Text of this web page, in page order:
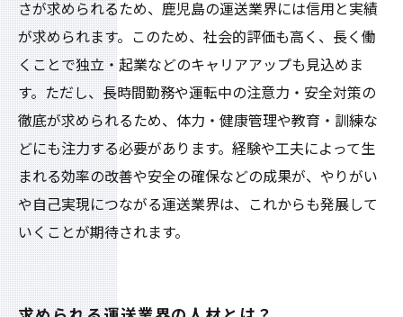
さが求められるため、鹿児島の運送業界には信用と実績
が求められます。このため、社会的評価も高く、長く働
くことで独立・起業などのキャリアアップも見込めま
す。ただし、長時間勤務や運転中の注意力・安全対策の
徹底が求められるため、体力・健康管理や教育・訓練な
どにも注力する必要があります。経験や工夫によって生
まれる効率の改善や安全の確保などの成果が、やりがい
や自己実現につながる運送業界は、これからも発展して
いくことが期待されます。